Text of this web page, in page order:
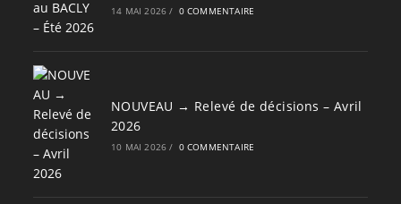
14 MAI 2026 / 0 COMMENTAIRE
NOUVEAU → Relevé de décisions – Avril
2026
10 MAI 2026 / 0 COMMENTAIRE